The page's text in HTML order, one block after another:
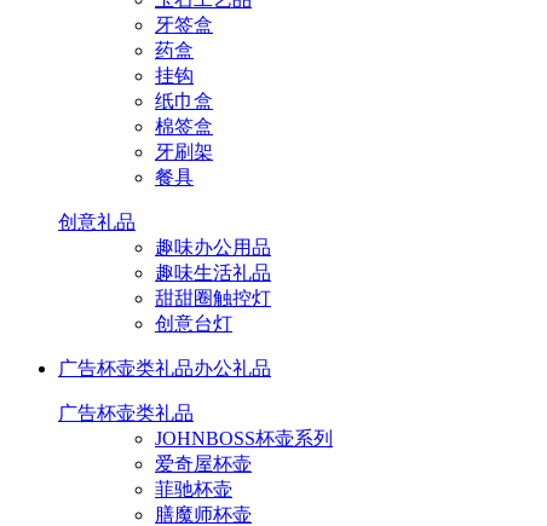
牙签盒
药盒
挂钩
纸巾盒
棉签盒
牙刷架
餐具
创意礼品
趣味办公用品
趣味生活礼品
甜甜圈触控灯
创意台灯
广告杯壶类礼品办公礼品
广告杯壶类礼品
JOHNBOSS杯壶系列
爱奇屋杯壶
菲驰杯壶
膳魔师杯壶